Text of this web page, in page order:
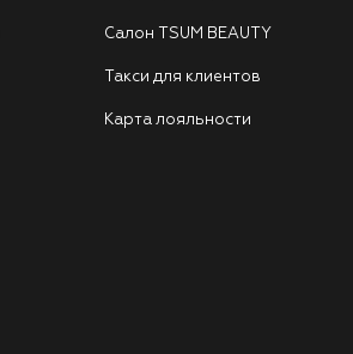
Салон TSUM BEAUTY
Такси для клиентов
Карта лояльности